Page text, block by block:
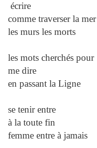
écrire
comme traverser la mer
les murs les morts
les mots cherchés pour
me dire
en passant la Ligne
se tenir entre
à la toute fin
femme entre à jamais